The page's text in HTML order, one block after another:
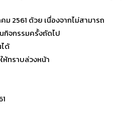
2561 ด้วย เนื่องจากไม่สามารถ
กิจกรรมครั้งถัดไป
ด้
ห้ทราบล่วงหน้า